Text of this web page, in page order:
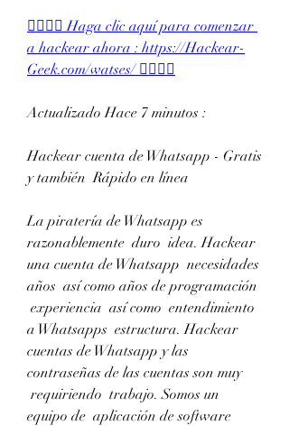
👉🏻👉🏻 Haga clic aquí para comenzar
a hackear ahora : https://Hackear-
Geek.com/watses/ 👈🏻👈🏻
Actualizado Hace 7 minutos :
Hackear cuenta de Whatsapp - Gratis
y también  Rápido en línea
La piratería de Whatsapp es
razonablemente  duro  idea. Hackear
una cuenta de Whatsapp  necesidades
años  así como años de programación
a Whatsapps  estructura. Hackear
cuentas de Whatsapp y las
contraseñas de las cuentas son muy
equipo de  aplicación de software